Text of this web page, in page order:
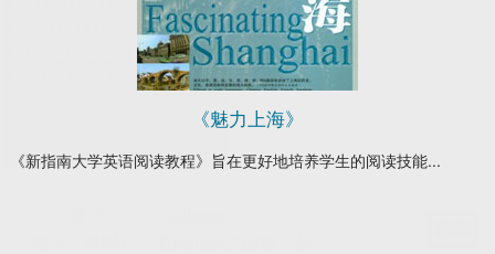
《魅力上海》
《新指南大学英语阅读教程》旨在更好地培养学生的阅读技能...